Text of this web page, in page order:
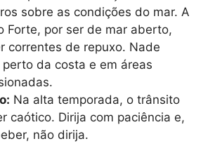
sobre as condições do mar. A
Forte, por ser de mar aberto,
correntes de repuxo. Nade
perto da costa e em áreas
Na alta temporada, o trânsito
caótico. Dirija com paciência e,
não dirija.